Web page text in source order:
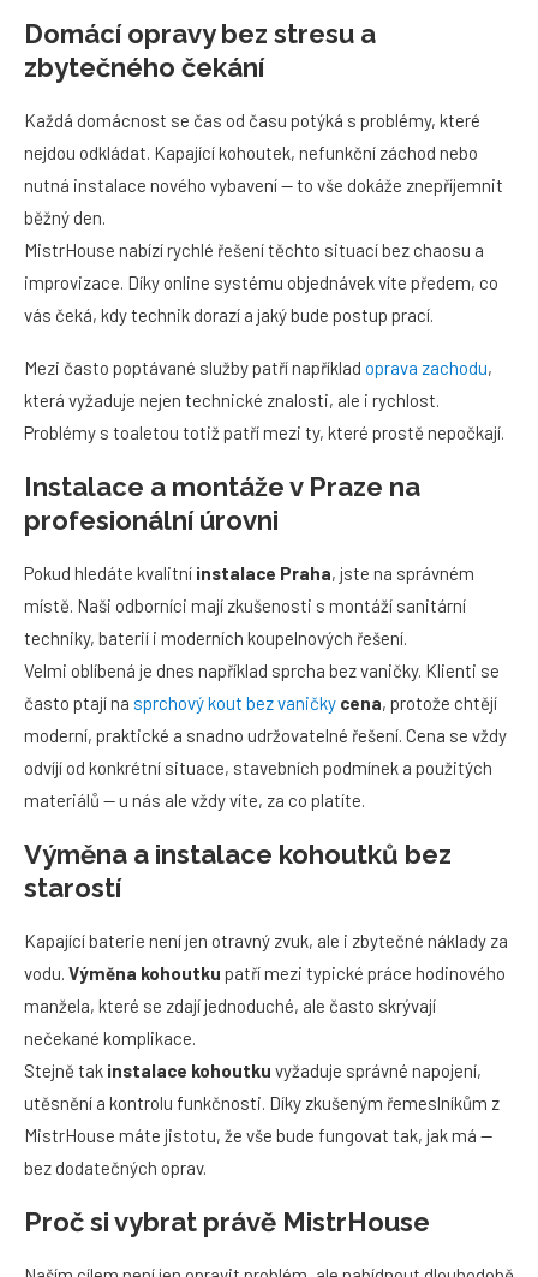
Domácí opravy bez stresu a
zbytečného čekání
Každá domácnost se čas od času potýká s problémy, které
nejdou odkládat. Kapající kohoutek, nefunkční záchod nebo
nutná instalace nového vybavení — to vše dokáže znepříjemnit
běžný den.
MistrHouse nabízí rychlé řešení těchto situací bez chaosu a
improvizace. Díky online systému objednávek víte předem, co
vás čeká, kdy technik dorazí a jaký bude postup prací.
Mezi často poptávané služby patří například oprava zachodu,
která vyžaduje nejen technické znalosti, ale i rychlost.
Problémy s toaletou totiž patří mezi ty, které prostě nepočkají.
Instalace a montáže v Praze na
profesionální úrovni
Pokud hledáte kvalitní instalace Praha, jste na správném
místě. Naši odborníci mají zkušenosti s montáží sanitární
techniky, baterií i moderních koupelnových řešení.
Velmi oblíbená je dnes například sprcha bez vaničky. Klienti se
často ptají na sprchový kout bez vaničky cena, protože chtějí
moderní, praktické a snadno udržovatelné řešení. Cena se vždy
odvíjí od konkrétní situace, stavebních podmínek a použitých
materiálů — u nás ale vždy víte, za co platíte.
Výměna a instalace kohoutků bez
starostí
Kapající baterie není jen otravný zvuk, ale i zbytečné náklady za
vodu. Výměna kohoutku patří mezi typické práce hodinového
manžela, které se zdají jednoduché, ale často skrývají
nečekané komplikace.
Stejně tak instalace kohoutku vyžaduje správné napojení,
utěsnění a kontrolu funkčnosti. Díky zkušeným řemeslníkům z
MistrHouse máte jistotu, že vše bude fungovat tak, jak má —
bez dodatečných oprav.
Proč si vybrat právě MistrHouse